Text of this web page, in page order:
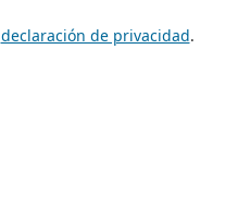
declaración de privacidad.